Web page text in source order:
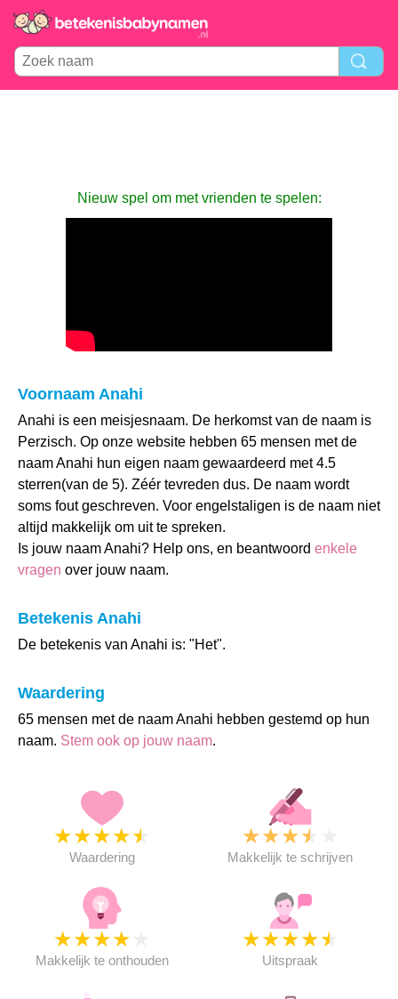
Nieuw spel om met vrienden te spelen:
Voornaam Anahi
Anahi is een meisjesnaam. De herkomst van de naam is
Perzisch. Op onze website hebben 65 mensen met de
naam Anahi hun eigen naam gewaardeerd met 4.5
sterren(van de 5). Zéér tevreden dus. De naam wordt
soms fout geschreven. Voor engelstaligen is de naam niet
altijd makkelijk om uit te spreken.
Is jouw naam Anahi? Help ons, en beantwoord enkele
vragen over jouw naam.
Betekenis Anahi
De betekenis van Anahi is: "Het".
Waardering
65 mensen met de naam Anahi hebben gestemd op hun
naam. Stem ook op jouw naam.
★★★★★
Waardering
★★★★
Makkelijk te schrijven
★★★★
Makkelijk te onthouden
★★★★★
Uitspraak